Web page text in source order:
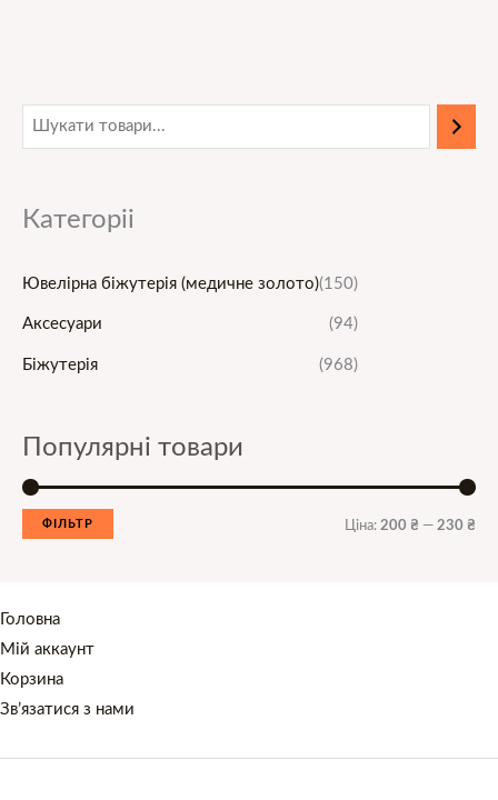
Категоріі
Ювелірна біжутерія (медичне золото)(150)
Аксесуари (94)
Біжутерія (968)
Популярні товари
і
і
а
н
ФІЛЬТР Ціна: 200 ₴ — 230 ₴
Головна
Мій аккаунт
Корзина
Зв’язатися з нами